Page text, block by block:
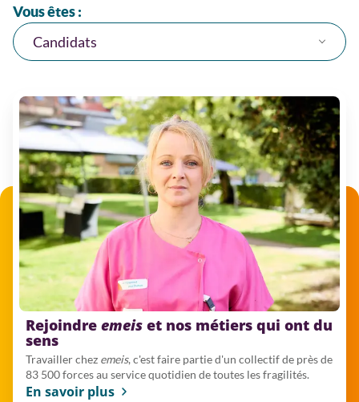
Vous êtes :
Candidats
Candidats
Journalistes
Investisseurs & actionnaires
Rejoindre emeis et nos métiers qui ont du
sens
Travailler chez emeis, c'est faire partie d'un collectif de près de
83 500 forces au service quotidien de toutes les fragilités.
En savoir plus